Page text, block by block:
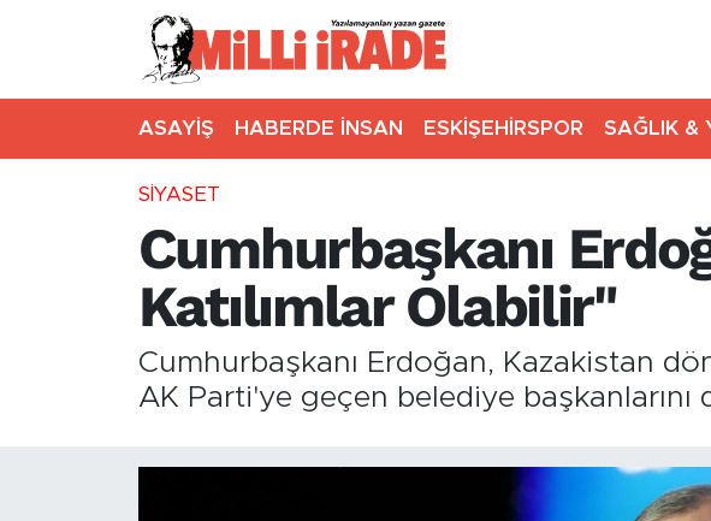
ASAYİŞ HABERDE İNSAN ESKİŞEHİRSPOR SAĞLIK &
SİYASET
Cumhurbaşkanı
Katılımlar Olabilir"
Cumhurbaşkanı Erdoğan, Kazakistan
AK Parti'ye geçen belediye